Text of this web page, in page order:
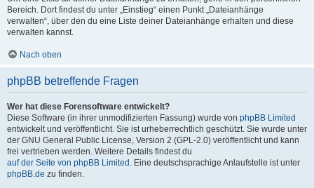
Bereich. Dort findest du unter „Einstieg“ einen Punkt „Dateianhänge
verwalten“, über den du eine Liste deiner Dateianhänge erhalten und diese
verwalten kannst.
Nach oben
phpBB betreffende Fragen
Wer hat diese Forensoftware entwickelt?
Diese Software (in ihrer unmodifizierten Fassung) wurde von phpBB Limited
entwickelt und veröffentlicht. Sie ist urheberrechtlich geschützt. Sie wurde unter
der GNU General Public License, Version 2 (GPL-2.0) veröffentlicht und kann
frei vertrieben werden. Weitere Details findest du
auf der Seite von phpBB Limited . Eine deutschsprachige Anlaufstelle ist unter
phpBB.de zu finden.